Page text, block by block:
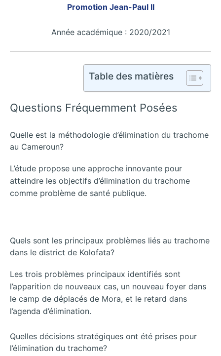
Promotion Jean-Paul II
Année académique : 2020/2021
Table des matières
Questions Fréquemment Posées
Quelle est la méthodologie d’élimination du trachome
au Cameroun?
L’étude propose une approche innovante pour
atteindre les objectifs d’élimination du trachome
comme problème de santé publique.
Quels sont les principaux problèmes liés au trachome
dans le district de Kolofata?
Les trois problèmes principaux identifiés sont
l’apparition de nouveaux cas, un nouveau foyer dans
le camp de déplacés de Mora, et le retard dans
l’agenda d’élimination.
Quelles décisions stratégiques ont été prises pour
l’élimination du trachome?